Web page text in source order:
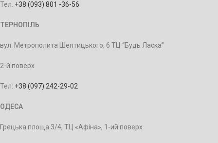
Тел. +38 (093) 801 -36-56
ТЕРНОПІЛЬ
вул. Метрополита Шептицького, 6 ТЦ “Будь Ласка”
2-й поверх
Тел: +38 (097) 242-29-02
ОДЕСА
Грецька площа 3/4, ТЦ «Афіна», 1-ий поверх